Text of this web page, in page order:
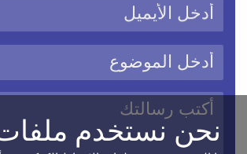
نحن نستخدم